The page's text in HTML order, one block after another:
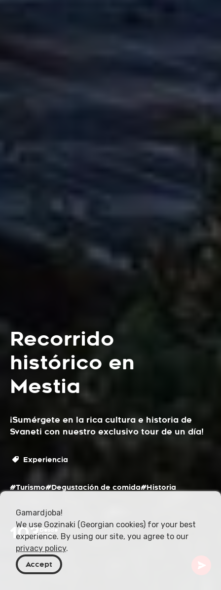
Recorrido
histórico en
Mestia
¡Sumérgete en la rica cultura e historia de
Svaneti con nuestro exclusivo tour de un día!
Experiencia
#Turismo#Degustación de comida#Historia
103 Desde
USD
Gamardjoba!
We use Gozinaki (Georgian cookies) for your best
experience. By using our site, you agree to our
privacy policy.
Accept